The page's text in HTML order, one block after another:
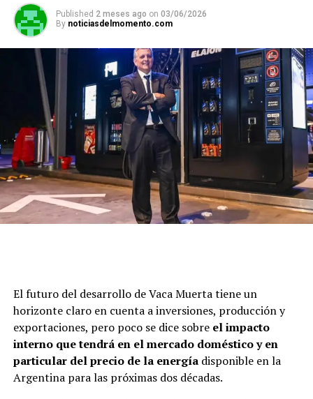
Published 2 meses ago on 03/06/2026
By noticiasdelmomento.com
El futuro del desarrollo de Vaca Muerta tiene un
horizonte claro en cuenta a inversiones, producción y
exportaciones, pero poco se dice sobre el impacto
interno que tendrá en el mercado doméstico y en
particular del precio de la energíadisponible en la
Argentina para las próximas dos décadas.